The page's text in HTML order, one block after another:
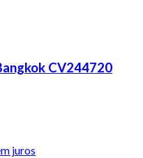
CV244720
juros